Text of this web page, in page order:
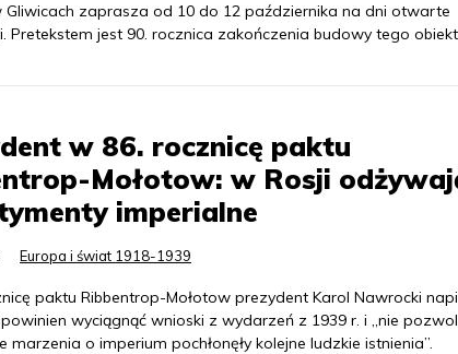
Gliwicach zaprasza od 10 do 12 października na dni otwarte
Pretekstem jest 90. rocznica zakończenia budowy tego
w 86. rocznicę paktu
Mołotow: w Rosji
imperialne
Europa i świat 1918-1939
paktu Ribbentrop-Mołotow prezydent Karol Nawrocki
wyciągnąć wnioski z wydarzeń z 1939 r. i „nie
marzenia o imperium pochłonęły kolejne ludzkie istnienia”.